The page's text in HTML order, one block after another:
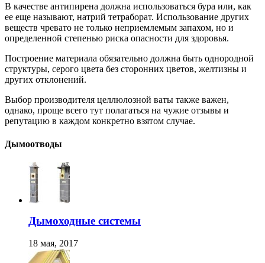
В качестве антипирена должна использоваться бура или, как
ее еще называют, натрий тетраборат. Использование других
веществ чревато не только неприемлемым запахом, но и
определенной степенью риска опасности для здоровья.
Построение материала обязательно должна быть однородной
структуры, серого цвета без сторонних цветов, желтизны и
других отклонений.
Выбор производителя целлюлозной ваты также важен,
однако, проще всего тут полагаться на чужие отзывы и
репутацию в каждом конкретно взятом случае.
Дымоотводы
Дымоходные системы
18 мая, 2017